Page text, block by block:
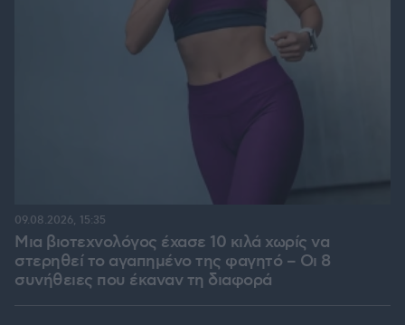
Μια βιοτεχνολόγος έχασε 10 κιλά χωρίς να
στερηθεί το αγαπημένο της φαγητό – Οι 8
συνήθειες που έκαναν τη διαφορά
09.08.2026, 15:35